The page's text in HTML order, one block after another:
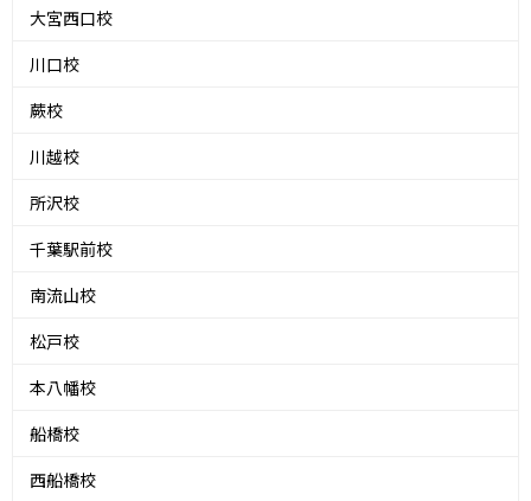
大宮西口校
川口校
蕨校
川越校
所沢校
千葉駅前校
南流山校
松戸校
本八幡校
船橋校
西船橋校